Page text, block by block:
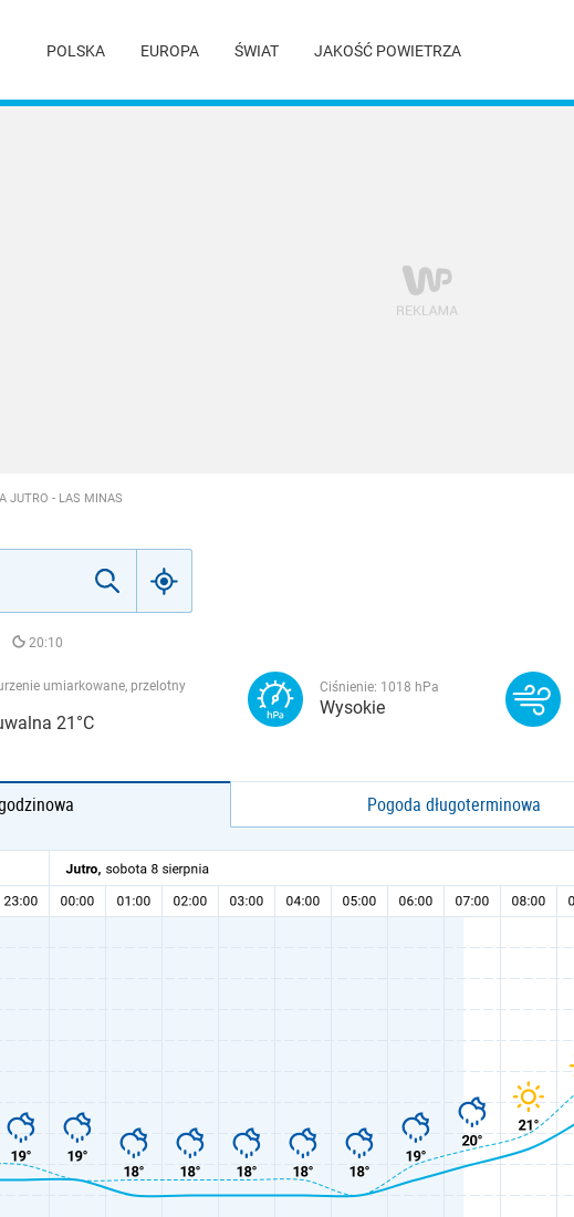
POLSKA EUROPA ŚWIAT JAKOŚĆ POWIETRZA
JUTRO - LAS MINAS
20:10
umiarkowane, przelotny
21°C
Ciśnienie: 1018 hPa
Wysokie
Pogoda długoterminowa